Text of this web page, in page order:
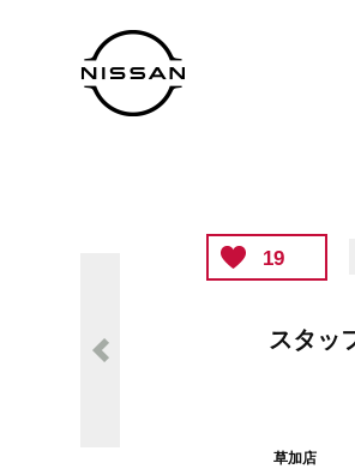
19
スタッフ紹